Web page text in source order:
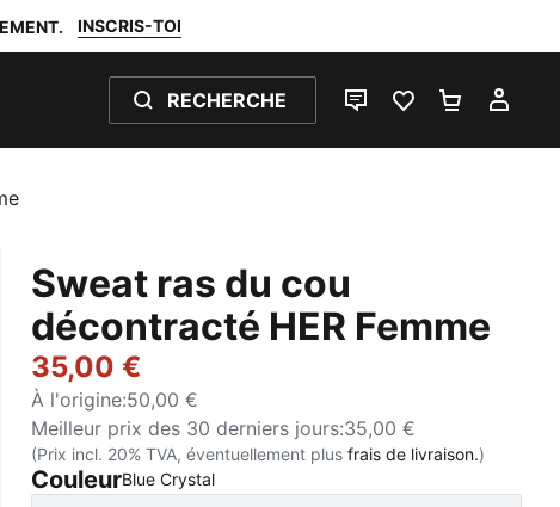
INSCRIS-TOI
RECHERCHE
LIVE CHATFAVORIS 0PANIER 0
Sweat ras du cou
décontracté HER Femme
35,00 €
À l'origine:50,00 €
Meilleur prix des 30 derniers jours:35,00 €
(Prix incl. 20% TVA, éventuellement plusfrais de livraison.)
CouleurBlue Crystal: